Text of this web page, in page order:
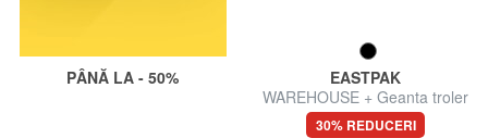
PÂNĂ LA - 50%
EASTPAK
WAREHOUSE + Geanta troler
de marime
30% REDUCERI